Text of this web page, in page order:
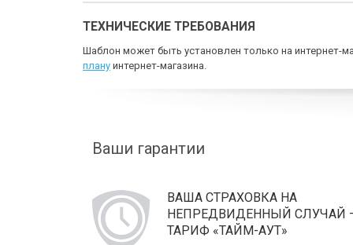
ТЕХНИЧЕСКИЕ ТРЕБОВАНИЯ
Шаблон может быть установлен только на интернет-
плану интернет-магазина.
Ваши гарантии
ВАША СТРАХОВКА НА
НЕПРЕДВИДЕННЫЙ СЛУЧАЙ
ТАРИФ «ТАЙМ-АУТ»